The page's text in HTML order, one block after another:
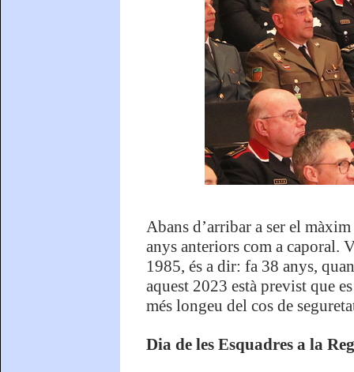
Abans d’arribar a ser el
anys anteriors com a caporal.
1985, és a dir: fa 38 anys,
aquest 2023 està previst que
més longeu del cos de
Dia de les Esquadres a la